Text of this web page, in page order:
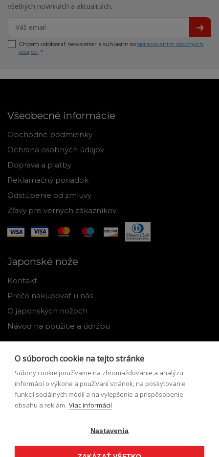
všetkých novinkách a aktualitách.
Chcem odoberať newsletter a súhlasím so spracovaním osobných
údajov. *
Všeobecné informácie
Obchodné podmienky
Ochrana osobných údajov
Doprava a platby
Reklamačný poriadok
Odstúpenie od zmluvy
Zľavy pre verných zákazníkov
Japonské nože
Kontakt
Prečo nakupovať u nás
O japonských nožoch
Návod na použitie a údržbu
Môj profil
Zabudnuté heslo
Formulár pre odstúpenie od zmluvy
O súboroch cookie na tejto stránke
Súbory cookie používame na zhromažďovanie a analýzu
informácií o výkone a používaní stránok, na poskytovanie
funkcií sociálnych médií a na vylepšenie a prispôsobenie
obsahu a reklám. Viac informácií
Nastavenia